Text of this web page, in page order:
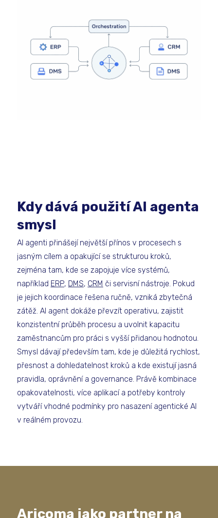
Kdy dává použití AI agenta
smysl
AI agenti přinášejí největší přínos v procesech s
jasným cílem a opakující se strukturou kroků,
zejména tam, kde se zapojuje více systémů,
například ERP, DMS, CRM či servisní nástroje. Pokud
je jejich koordinace řešena ručně, vzniká zbytečná
zátěž. AI agent dokáže převzít operativu, zajistit
konzistentní průběh procesu a uvolnit kapacitu
zaměstnancům pro práci s vyšší přidanou hodnotou.
Smysl dávají především tam, kde je důležitá rychlost,
přesnost a dohledatelnost kroků a kde existují jasná
pravidla, oprávnění a governance. Právě kombinace
opakovatelnosti, více aplikací a potřeby kontroly
vytváří vhodné podmínky pro nasazení agentické AI
v reálném provozu.
Aricoma jako partner na